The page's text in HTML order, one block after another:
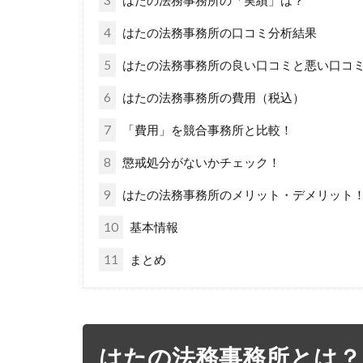
4 はたの法務事務所の口コミ分析結果
5 はたの法務事務所の良い口コミと悪い口コ
6 はたの法務事務所の費用（税込）
7 「費用」を競合事務所と比較！
8 懲戒処分がないかチェック！
9 はたの法務事務所のメリット・デメリット
10 基本情報
11 まとめ